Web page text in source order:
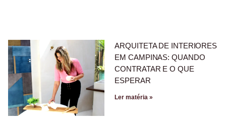
ARQUITETA DE INTERIORES
EM CAMPINAS: QUANDO
CONTRATAR E O QUE
ESPERAR
Ler matéria »